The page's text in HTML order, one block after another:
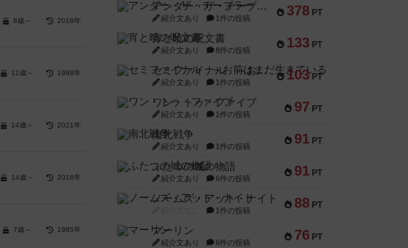
8歳～ 2018年
12歳～ 1988年
14歳～ 2021年
14歳～ 2018年
7歳～ 1985年
378 PT
アンダー・ザ・テーブラー
紹介文あり 1件の投稿
133 PT
宵と暁の呪文書
紹介文あり 8件の投稿
103 PT
セミファイナル ～お前はまだ生きている～
紹介文あり 1件の投稿
97 PT
ワン・トゥ・ファイブ
紹介文あり 1件の投稿
91 PT
南北戦争
紹介文あり 1件の投稿
91 PT
ふたつの城の物語
紹介文あり 6件の投稿
88 PT
ノームズ・アット・ナイト
1件の投稿
76 PT
マーリン
紹介文あり 6件の投稿